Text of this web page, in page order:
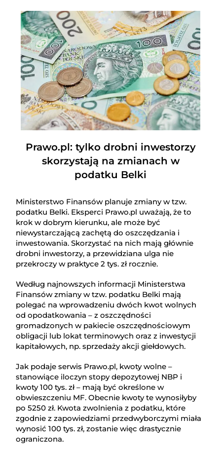
Prawo.pl: tylko drobni inwestorzy
skorzystają na zmianach w
podatku Belki
Ministerstwo Finansów planuje zmiany w tzw.
podatku Belki. Eksperci Prawo.pl uważają, że to
krok w dobrym kierunku, ale może być
niewystarczającą zachętą do oszczędzania i
inwestowania. Skorzystać na nich mają głównie
drobni inwestorzy, a przewidziana ulga nie
przekroczy w praktyce 2 tys. zł rocznie.
Według najnowszych informacji Ministerstwa
Finansów zmiany w tzw. podatku Belki mają
polegać na wprowadzeniu dwóch kwot wolnych
od opodatkowania – z oszczędności
gromadzonych w pakiecie oszczędnościowym
obligacji lub lokat terminowych oraz z inwestycji
kapitałowych, np. sprzedaży akcji giełdowych.
Jak podaje serwis Prawo.pl, kwoty wolne –
stanowiące iloczyn stopy depozytowej NBP i
kwoty 100 tys. zł – mają być określone w
obwieszczeniu MF. Obecnie kwoty te wynosiłyby
po 5250 zł. Kwota zwolnienia z podatku, które
zgodnie z zapowiedziami przedwyborczymi miała
wynosić 100 tys. zł, zostanie więc drastycznie
ograniczona.